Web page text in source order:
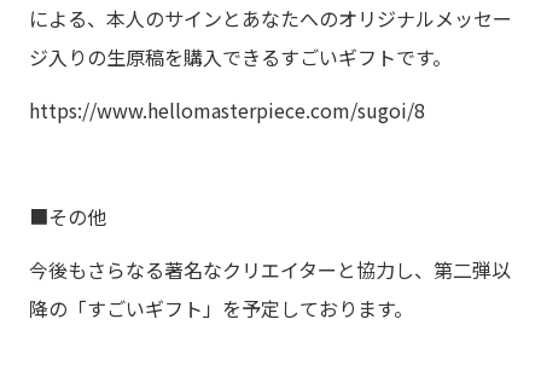
による、本人のサインとあなたへのオリジナルメッセー
ジ入りの生原稿を購入できるすごいギフトです。
https://www.hellomasterpiece.com/sugoi/8
■その他
今後もさらなる著名なクリエイターと協力し、第二弾以
降の「すごいギフト」を予定しております。